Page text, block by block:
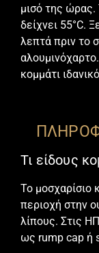
μισό της
δείχνει 55°C.
λεπτά πριν το
κομμάτι
Τι είδους
Το μοσχαρίσιο
περιοχή στην
λίπους. Στις
ως rump cap ή